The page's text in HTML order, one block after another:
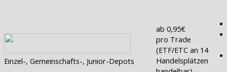
Einzel-, Gemeinschafts-, Junior-Depots
ab 0,95€
pro Trade
(ETF/ETC an 14
Handelsplätzen